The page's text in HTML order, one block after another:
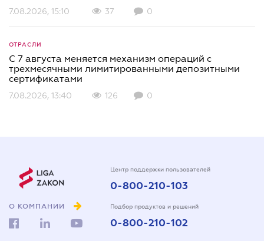
7.08.2026, 15:10 37 0
ОТРАСЛИ
С 7 августа меняется механизм операций с
трехмесячными лимитированными депозитными
сертификатами
7.08.2026, 13:40 126 0
О КОМПАНИИ
Центр поддержки пользователей
0-800-210-103
Подбор продуктов и решений
0-800-210-102